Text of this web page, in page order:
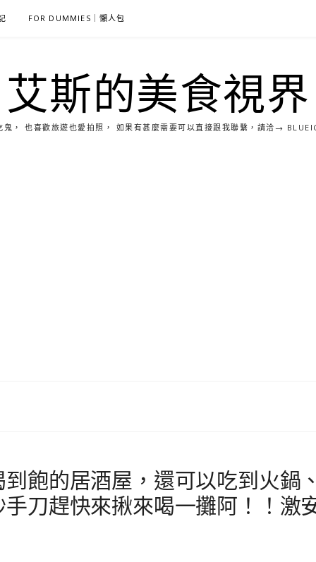
FOR DUMMIES｜懶人包
艾斯的美食視界
鬼， 也喜歡旅遊也愛拍照， 如果有甚麼需要可以直接跟我聯繫，請洽→
飽的居酒屋，還可以吃到火鍋
刀趕快來揪來喝一攤阿！！激